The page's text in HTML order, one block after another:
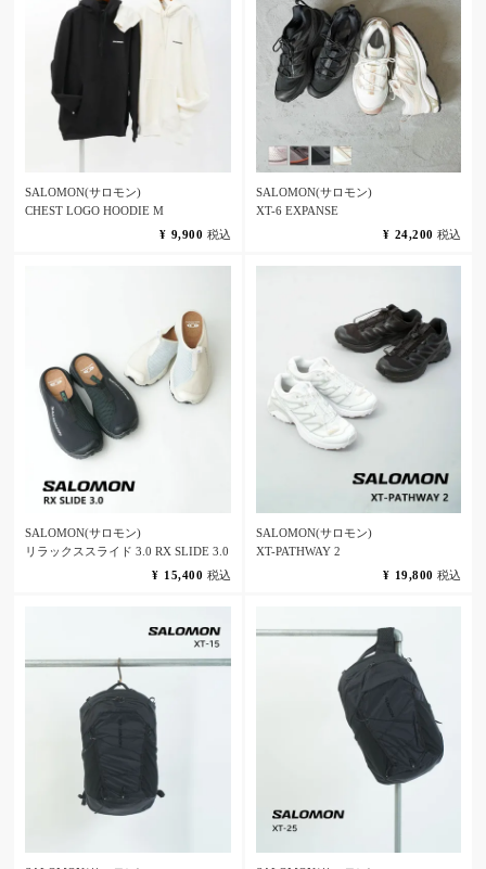
SALOMON(サロモン)
CHEST LOGO HOODIE M
¥ 9,900 税込
SALOMON(サロモン)
XT-6 EXPANSE
¥ 24,200 税込
SALOMON(サロモン)
リラックススライド 3.0 RX SLIDE 3.0
¥ 15,400 税込
SALOMON(サロモン)
XT-PATHWAY 2
¥ 19,800 税込